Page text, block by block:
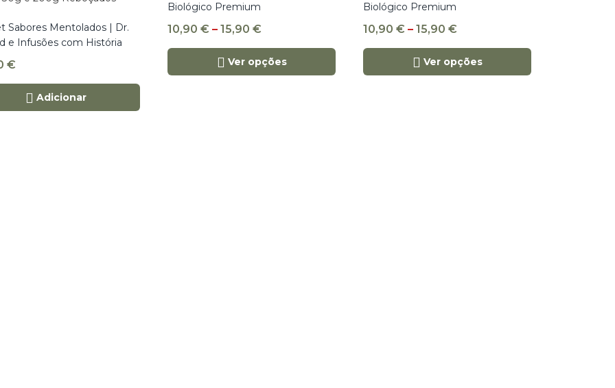
Sabores Mentolados | Dr.
e Infusões com História
€
Adicionar
Biológico Premium
10,90 € – 15,90 €
Ver opções
Biológico Premium
10,90 € – 15,90 €
Ver opções